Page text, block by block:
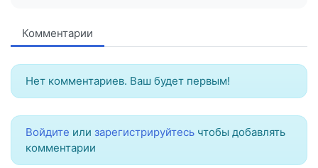
Комментарии
Нет комментариев. Ваш будет первым!
Войдите или зарегистрируйтесь чтобы добавлять
комментарии